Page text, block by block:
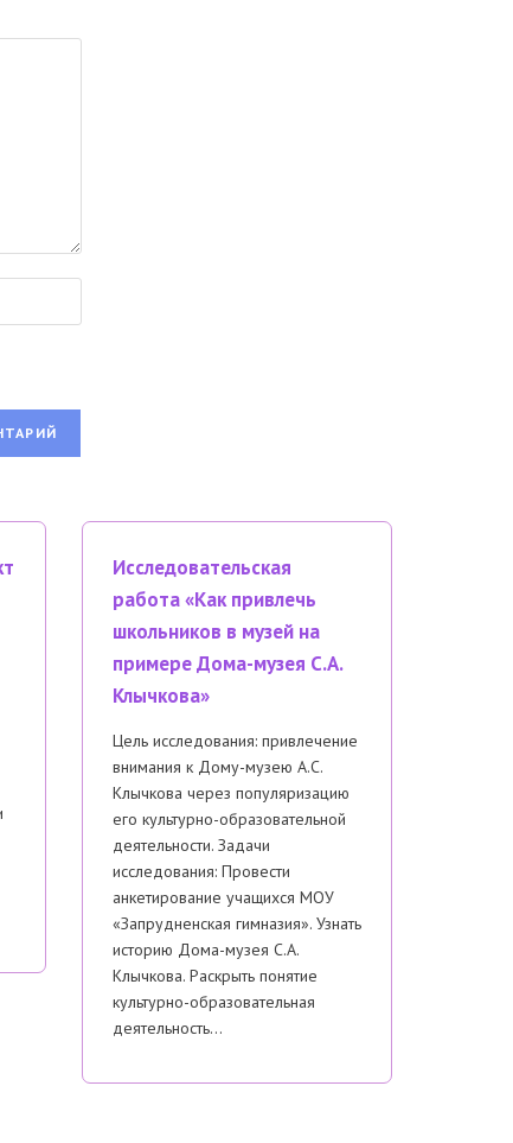
Исследовательская
работа «Как привлечь
школьников в музей на
примере Дома-музея С.А.
Клычкова»
Цель исследования: привлечение
внимания к Дому-музею А.С.
Клычкова через популяризацию
его культурно-образовательной
деятельности. Задачи
исследования: Провести
анкетирование учащихся МОУ
«Запрудненская гимназия». Узнать
историю Дома-музея С.А.
Клычкова. Раскрыть понятие
культурно-образовательная
деятельность…